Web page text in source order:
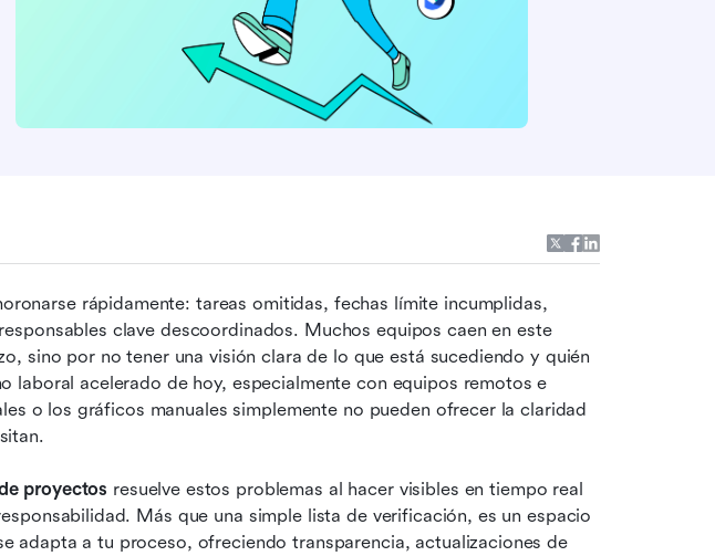
rápidamente: tareas omitidas, fechas límite incumplidas,
clave descoordinados. Muchos equipos caen en este
sino por no tener una visión clara de lo que está sucediendo y quién
laboral acelerado de hoy, especialmente con equipos remotos e
o los gráficos manuales simplemente no pueden ofrecer la claridad
proyectos resuelve estos problemas al hacer visibles en tiempo real
Más que una simple lista de verificación, es un espacio
adapta a tu proceso, ofreciendo transparencia, actualizaciones de